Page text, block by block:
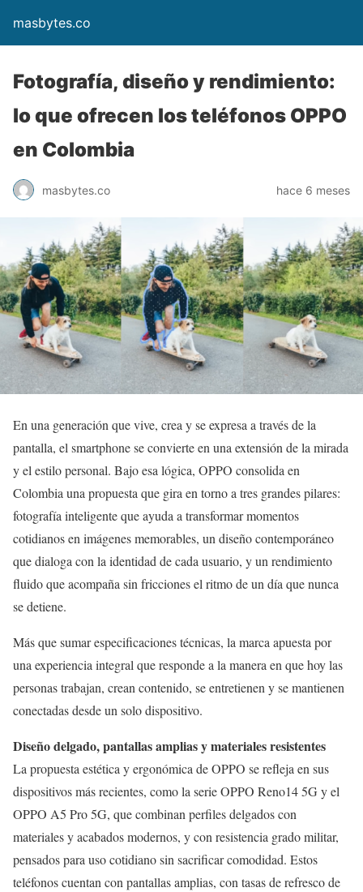
masbytes.co
Fotografía, diseño y rendimiento:
lo que ofrecen los teléfonos OPPO
en Colombia
masbytes.co hace 6 meses
En una generación que vive, crea y se expresa a través de la
pantalla, el smartphone se convierte en una extensión de la mirada
y el estilo personal. Bajo esa lógica, OPPO consolida en
Colombia una propuesta que gira en torno a tres grandes pilares:
fotografía inteligente que ayuda a transformar momentos
cotidianos en imágenes memorables, un diseño contemporáneo
que dialoga con la identidad de cada usuario, y un rendimiento
fluido que acompaña sin fricciones el ritmo de un día que nunca
se detiene.
Más que sumar especificaciones técnicas, la marca apuesta por
una experiencia integral que responde a la manera en que hoy las
personas trabajan, crean contenido, se entretienen y se mantienen
conectadas desde un solo dispositivo.
Diseño delgado, pantallas amplias y materiales resistentes
La propuesta estética y ergonómica de OPPO se refleja en sus
dispositivos más recientes, como la serie OPPO Reno14 5G y el
OPPO A5 Pro 5G, que combinan perfiles delgados con
materiales y acabados modernos, y con resistencia grado militar,
pensados para uso cotidiano sin sacrificar comodidad. Estos
teléfonos cuentan con pantallas amplias, con tasas de refresco de